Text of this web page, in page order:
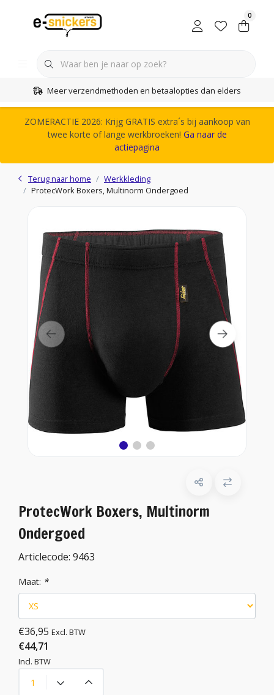
0
Meer verzendmethoden en betaalopties dan elders
ZOMERACTIE 2026: Krijg GRATIS extra´s bij aankoop van
twee korte of lange werkbroeken! Ga naar de
actiepagina
Terug naar home
Werkkleding
ProtecWork Boxers, Multinorm Ondergoed
ProtecWork Boxers, Multinorm
Ondergoed
Articlecode: 9463
Maat: *
€36,95 Excl. BTW
€44,71
Incl. BTW